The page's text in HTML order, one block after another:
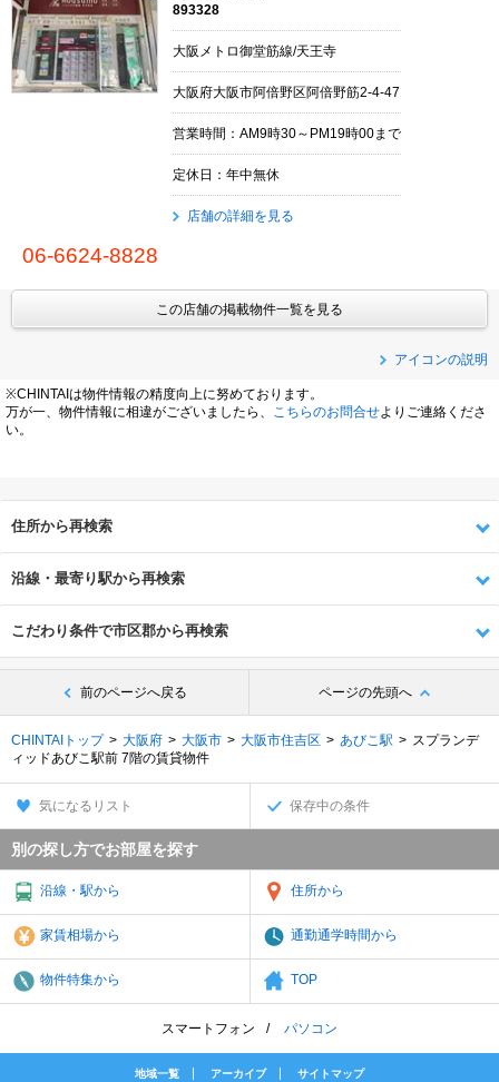
893328
大阪メトロ御堂筋線/天王寺
大阪府大阪市阿倍野区阿倍野筋2-4-47
営業時間：AM9時30～PM19時00まで
定休日：年中無休
店舗の詳細を見る
06-6624-8828
この店舗の掲載物件一覧を見る
アイコンの説明
※CHINTAIは物件情報の精度向上に努めております。
万が一、物件情報に相違がございましたら、
こちらのお問合せよりご連絡くださ
い。
住所から再検索
沿線・最寄り駅から再検索
こだわり条件で市区郡から再検索
前のページへ戻る ページの先頭へ
CHINTAIトップ 大阪府 大阪市 大阪市住吉区 あびこ駅
スプランデ
ィッドあびこ駅前 7階の賃貸物件
気になるリスト 保存中の条件
別の探し方でお部屋を探す
沿線・駅から 住所から
家賃相場から 通勤通学時間から
物件特集から TOP
スマートフォン パソコン
地域一覧 アーカイブ サイトマップ